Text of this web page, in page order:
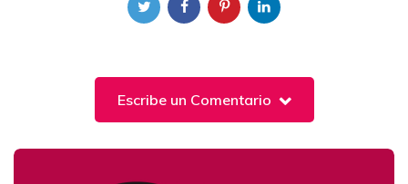
Escribe un Comentario
Post